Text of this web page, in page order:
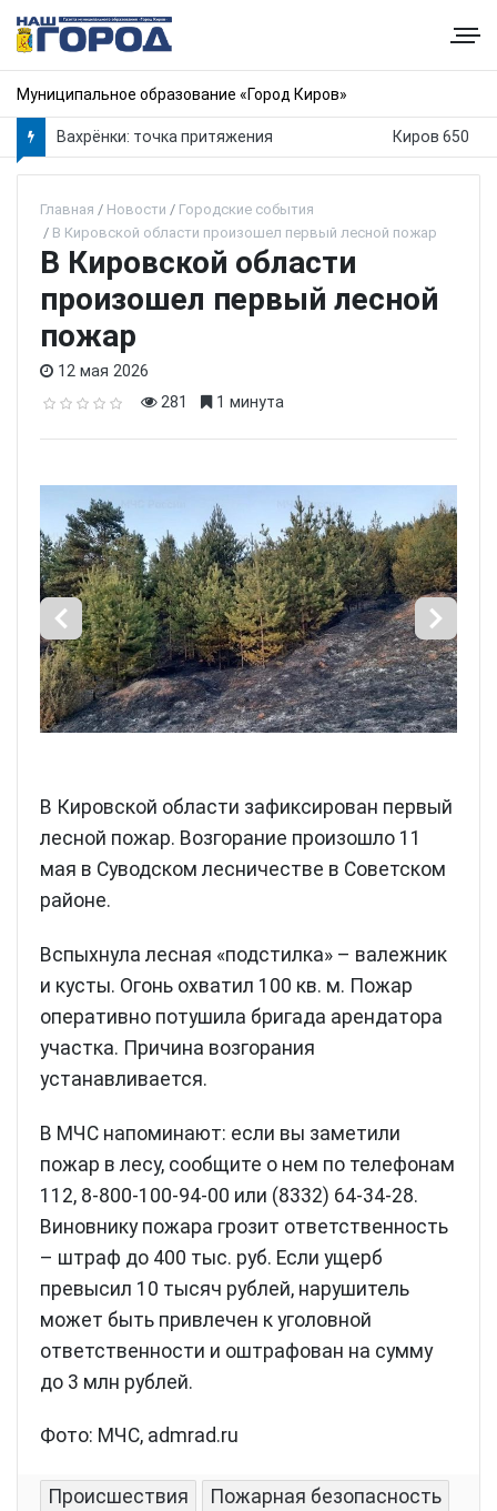
Муниципальное образование «Город Киров»
Вахрёнки: точка притяжения Киров 650
Главная Новости
Городские события
В Кировской области произошел первый лесной пожар
В Кировской области
произошел первый лесной
пожар
12 мая 2026
281
1 минута
В Кировской области зафиксирован первый
лесной пожар. Возгорание произошло 11
мая в Суводском лесничестве в Советском
районе.
Вспыхнула лесная «подстилка» – валежник
и кусты. Огонь охватил 100 кв. м. Пожар
оперативно потушила бригада арендатора
участка. Причина возгорания
устанавливается.
В МЧС напоминают: если вы заметили
пожар в лесу, сообщите о нем по телефонам
112, 8-800-100-94-00 или (8332) 64-34-28.
Виновнику пожара грозит ответственность
– штраф до 400 тыс. руб. Если ущерб
превысил 10 тысяч рублей, нарушитель
может быть привлечен к уголовной
ответственности и оштрафован на сумму
до 3 млн рублей.
Фото: МЧС, admrad.ru
Происшествия
Пожарная безопасность